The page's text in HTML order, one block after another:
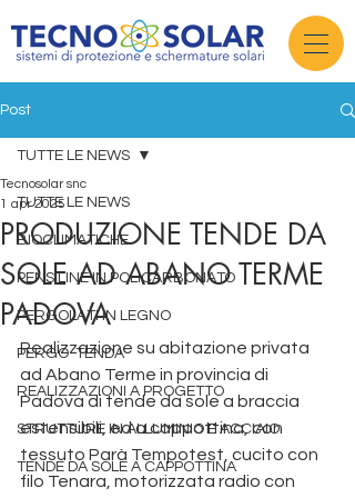
Post
TUTTE LE NEWS
BIOCLIMATICHE
PENSILINE IN POLICARBONATO
PERGOLATI IN LEGNO
PERGO-TENDA
REALIZZAZIONI A PROGETTO
STRUTTURE IN ALLUMINIO E ACCIAIO
TENDE DA SOLE A CAPPOTTINA
TUTTE LE NEWS
PRODUZIONE TENDE DA
SOLE AD ABANO TERME
PADOVA
Tecnosolar snc
1 apr 2025
Realizzazione su abitazione privata
ad Abano Terme in provincia di
Padova di tende da sole a braccia
estensibili, ed a cappottina, con
tessuto Parà Tempotest, cucito con
filo Tenara, motorizzata radio con